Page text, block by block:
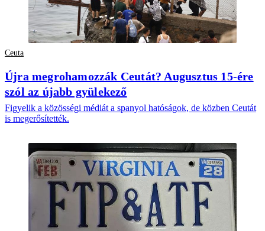
Ceuta
Újra megrohamozzák Ceutát? Augusztus 15-ére
szól az újabb gyülekező
Figyelik a közösségi médiát a spanyol hatóságok, de közben Ceutát
is megerősítették.